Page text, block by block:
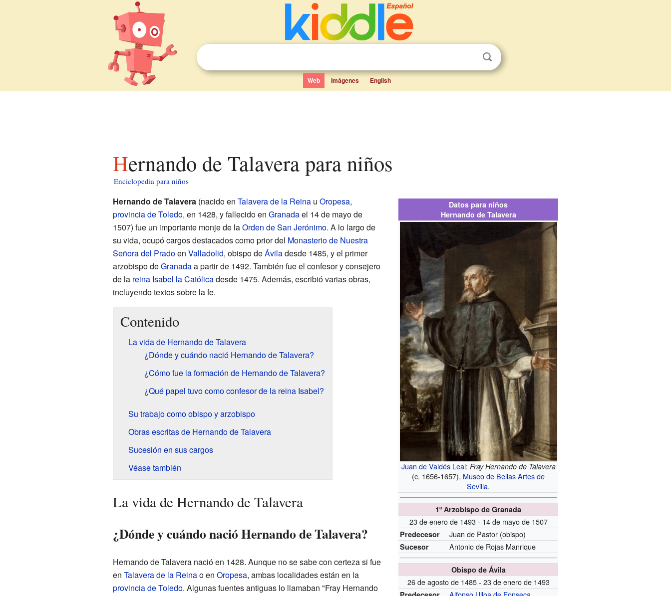
Web Imágenes English
Hernando de Talavera para niños
Enciclopedia para niños
Datos para niños
Hernando de Talavera
Juan de Valdés Leal: Fray Hernando de Talavera
(c. 1656-1657), Museo de Bellas Artes de
Sevilla.
1º Arzobispo de Granada
23 de enero de 1493 - 14 de mayo de 1507
Predecesor Juan de Pastor (obispo)
Sucesor Antonio de Rojas Manrique
Obispo de Ávila
26 de agosto de 1485 - 23 de enero de 1493
Hernando de Talavera(nacido en Talavera de la Reinau Oropesa,
provincia de Toledo, en 1428, y fallecido en Granadael 14 de mayo de
1507) fue un importante monje de laOrden de San Jerónimo. A lo largo de
su vida, ocupó cargos destacados como prior del Monasterio de Nuestra
Señora del Pradoen Valladolid, obispo deÁviladesde 1485, y el primer
arzobispo deGranadaa partir de 1492. También fue el confesor y consejero
de la reina Isabel la Católicadesde 1475. Además, escribió varias obras,
incluyendo textos sobre la fe.
Contenido
La vida de Hernando de Talavera
¿Dónde y cuándo nació Hernando de Talavera?
¿Cómo fue la formación de Hernando de Talavera?
¿Qué papel tuvo como confesor de la reina Isabel?
Su trabajo como obispo y arzobispo
Obras escritas de Hernando de Talavera
Sucesión en sus cargos
Véase también
La vida de Hernando de Talavera
¿Dónde y cuándo nació Hernando de Talavera?
Hernando de Talavera nació en 1428. Aunque no se sabe con certeza si fue
en Talavera de la Reinao en Oropesa, ambas localidades están en la
provincia de Toledo. Algunas fuentes antiguas lo llamaban "Fray Hernando